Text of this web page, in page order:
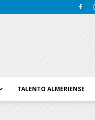
TALENTO ALMERIENSE